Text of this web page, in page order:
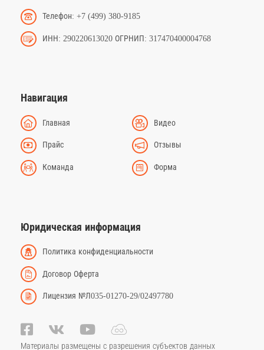
Телефон: +7 (499) 380-9185
ИНН: 290220613020 ОГРНИП: 317470400004768
Навигация
Главная Видео
Прайс Отзывы
Команда Форма
Юридическая информация
Политика конфиденциальности
Договор Оферта
Лицензия №Л035-01270-29/02497780
Материалы размещены с разрешения субъектов данных